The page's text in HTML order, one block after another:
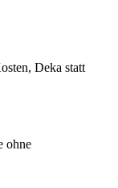
Deka statt
ohne